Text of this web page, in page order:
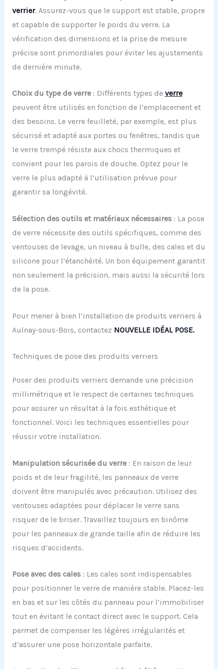
verrier. Assurez-vous que le support est stable, propre
et capable de supporter le poids du verre. La
vérification des dimensions et la prise de mesure
précise sont primordiales pour éviter les ajustements
de dernière minute.
Choix du type de verre: Différents types de verre
peuvent être utilisés en fonction de l’emplacement et
des besoins. Le verre feuilleté, par exemple, est plus
sécurisé et adapté aux portes ou fenêtres, tandis que
le verre trempé résiste aux chocs thermiques et
convient pour les parois de douche. Optez pour le
verre le plus adapté à l’utilisation prévue pour
garantir sa longévité.
Sélection des outils et matériaux nécessaires: La pose
de verre nécessite des outils spécifiques, comme des
ventouses de levage, un niveau à bulle, des cales et du
silicone pour l’étanchéité. Un bon équipement garantit
non seulement la précision, mais aussi la sécurité lors
de la pose.
Pour mener à bien l’installation de produits verriers à
Aulnay-sous-Bois, contactez NOUVELLE IDÉAL POSE.
Techniques de pose des produits verriers
Poser des produits verriers demande une précision
millimétrique et le respect de certaines techniques
pour assurer un résultat à la fois esthétique et
fonctionnel. Voici les techniques essentielles pour
réussir votre installation.
Manipulation sécurisée du verre: En raison de leur
poids et de leur fragilité, les panneaux de verre
doivent être manipulés avec précaution. Utilisez des
ventouses adaptées pour déplacer le verre sans
risquer de le briser. Travaillez toujours en binôme
pour les panneaux de grande taille afin de réduire les
risques d’accidents.
Pose avec des cales: Les cales sont indispensables
pour positionner le verre de manière stable. Placez-les
en bas et sur les côtés du panneau pour l’immobiliser
tout en évitant le contact direct avec le support. Cela
permet de compenser les légères irrégularités et
d’assurer une pose horizontale parfaite.